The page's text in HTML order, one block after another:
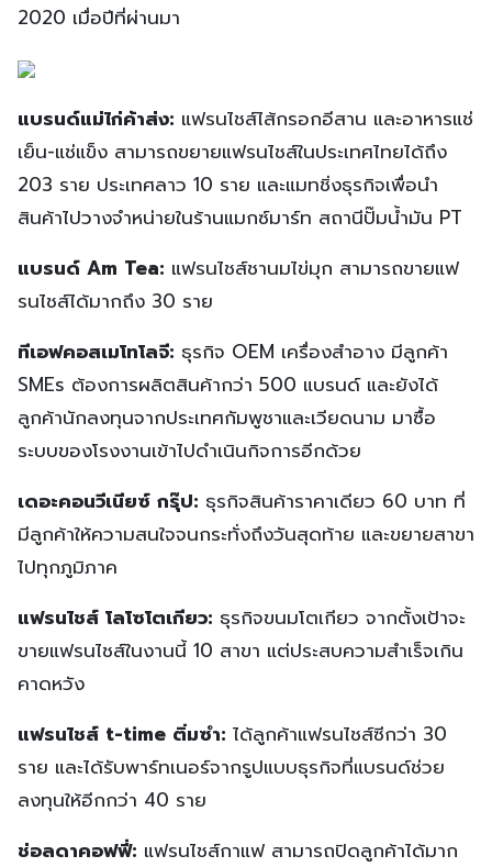
2020 เมื่อปีที่ผ่านมา
แบรนด์แม่ไก่ค้าส่ง: แฟรนไชส์ไส้กรอกอีสาน และอาหารแช่
เย็น-แช่แข็ง สามารถขยายแฟรนไชส์ในประเทศไทยได้ถึง
203 ราย ประเทศลาว 10 ราย และแมทชิ่งธุรกิจเพื่อนำ
สินค้าไปวางจำหน่ายในร้านแมกซ์มาร์ท สถานีปั๊มน้ำมัน PT
แบรนด์ Am Tea: แฟรนไชส์ชานมไข่มุก สามารถขายแฟ
รนไชส์ได้มากถึง 30 ราย
ทีเอฟคอสเมโทโลจี: ธุรกิจ OEM เครื่องสำอาง มีลูกค้า
SMEs ต้องการผลิตสินค้ากว่า 500 แบรนด์ และยังได้
ลูกค้านักลงทุนจากประเทศกัมพูชาและเวียดนาม มาซื้อ
ระบบของโรงงานเข้าไปดำเนินกิจการอีกด้วย
เดอะคอนวีเนียซ์ กรุ๊ป: ธุรกิจสินค้าราคาเดียว 60 บาท ที่
มีลูกค้าให้ความสนใจจนกระทั่งถึงวันสุดท้าย และขยายสาขา
ไปทุกภูมิภาค
แฟรนไชส์ โลโซโตเกียว: ธุรกิจขนมโตเกียว จากตั้งเป้าจะ
ขายแฟรนไชส์ในงานนี้ 10 สาขา แต่ประสบความสำเร็จเกิน
คาดหวัง
แฟรนไชส์ t-time ติ่มซำ: ได้ลูกค้าแฟรนไชส์ซีกว่า 30
ราย และได้รับพาร์ทเนอร์จากรูปแบบธุรกิจที่แบรนด์ช่วย
ลงทุนให้อีกกว่า 40 ราย
ช่อลดาคอฟฟี่: แฟรนไชส์กาแฟ สามารถปิดลูกค้าได้มาก